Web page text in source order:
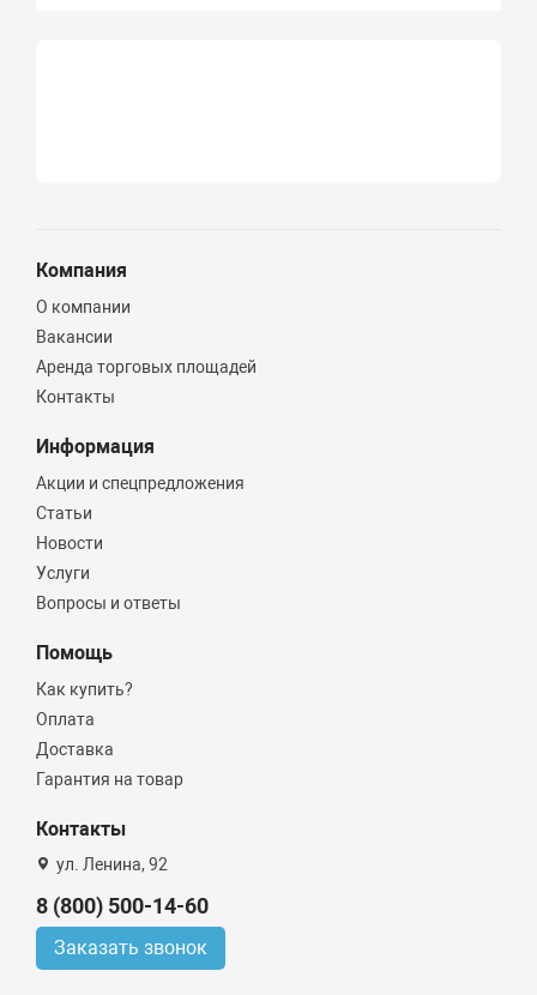
Компания
О компании
Вакансии
Аренда торговых площадей
Контакты
Информация
Акции и спецпредложения
Статьи
Новости
Услуги
Вопросы и ответы
Помощь
Как купить?
Оплата
Доставка
Гарантия на товар
Контакты
ул. Ленина, 92
8 (800) 500-14-60
Заказать звонок